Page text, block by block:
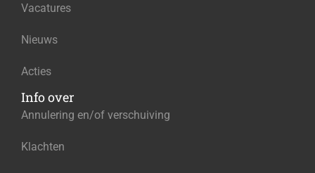
Vacatures
Nieuws
Acties
Info over
Annulering en/of verschuiving
Klachten